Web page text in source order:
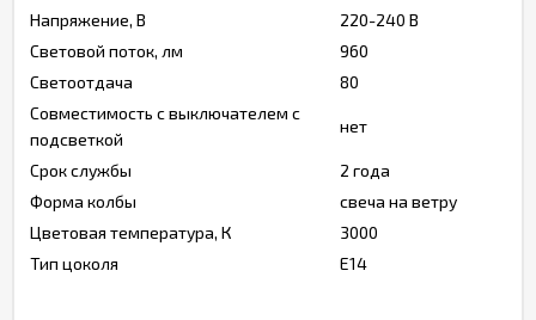
Напряжение, В
220-240 В
Световой поток, лм
960
Светоотдача
80
Совместимость с выключателем с
подсветкой
нет
Срок службы
2 года
Форма колбы
свеча на ветру
Цветовая температура, К
3000
Тип цоколя
Е14